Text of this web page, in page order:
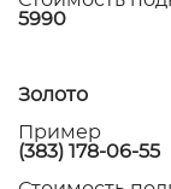
5990
Золото
Пример
(383) 178-06-55